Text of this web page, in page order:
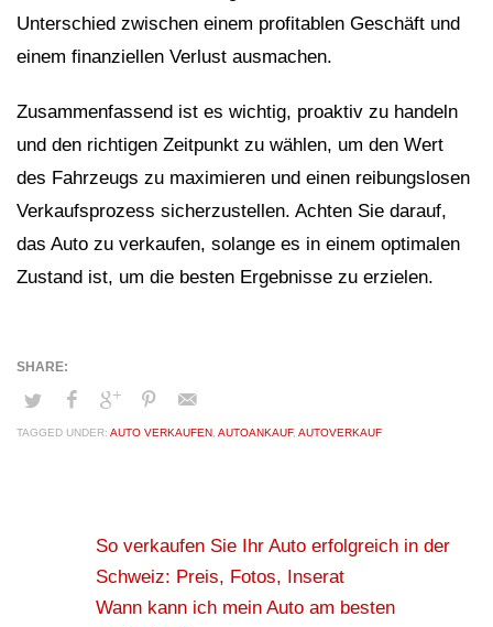
Unterschied zwischen einem profitablen Geschäft und
einem finanziellen Verlust ausmachen.
Zusammenfassend ist es wichtig, proaktiv zu handeln
und den richtigen Zeitpunkt zu wählen, um den Wert
des Fahrzeugs zu maximieren und einen reibungslosen
Verkaufsprozess sicherzustellen. Achten Sie darauf,
das Auto zu verkaufen, solange es in einem optimalen
Zustand ist, um die besten Ergebnisse zu erzielen.
TAGGED UNDER: AUTO VERKAUFEN AUTOANKAUF, AUTOVERKAUF
So verkaufen Sie Ihr Auto erfolgreich in der
Schweiz: Preis, Fotos, Inserat
Wann kann ich mein Auto am besten